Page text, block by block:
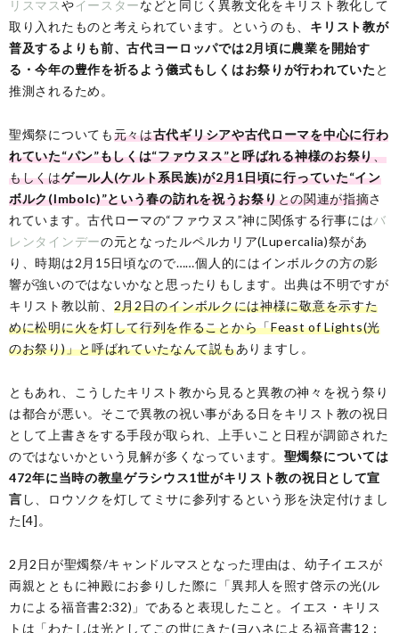
リスマス やイースターなどと同じく異教文化をキリスト教化して
取り入れたものと考えられています。というのも、 キリスト教が
普及するよりも前、古代ヨーロッパでは2月頃に農業を開始す
る・今年の豊作を祈るよう儀式もしくはお祭りが行われていた と
推測されるため。
聖燭祭についても元々は古代ギリシアや古代ローマを中心に行わ
れていた“パン”もしくは“ファウヌス”と呼ばれる神様のお祭り、
もしくはゲール人(ケルト系民族)が2月1日頃に行っていた“イン
ボルク(Imbolc)”という春の訪れを祝うお祭りとの関連が指摘さ
れています。古代ローマの“ファウヌス”神に関係する行事にはバ
レンタインデーの元となったルペルカリア(Lupercalia)祭があ
り、時期は2月15日頃なので……個人的にはインボルクの方の影
響が強いのではないかなと思ったりもします。出典は不明ですが
キリスト教以前、 2月2日のインボルクには神様に敬意を示すた
めに松明に火を灯して行列を作ることから「Feast of Lights(光
のお祭り)」と呼ばれていたなんて説もありますし。
ともあれ、こうしたキリスト教から見ると異教の神々を祝う祭り
は都合が悪い。そこで異教の祝い事がある日をキリスト教の祝日
として上書きをする手段が取られ、上手いこと日程が調節された
のではないかという見解が多くなっています。 聖燭祭については
472年に当時の教皇ゲラシウス1世がキリスト教の祝日として宣
言 し、ロウソクを灯してミサに参列するという形を決定付けまし
た[4]。
2月2日が聖燭祭/キャンドルマスとなった理由は、幼子イエスが
両親とともに神殿にお参りした際に「異邦人を照す啓示の光(ル
カによる福音書2:32)」であると表現したこと。イエス・キリス
トは「わたしは光としてこの世にきた(ヨハネによる福音書12：